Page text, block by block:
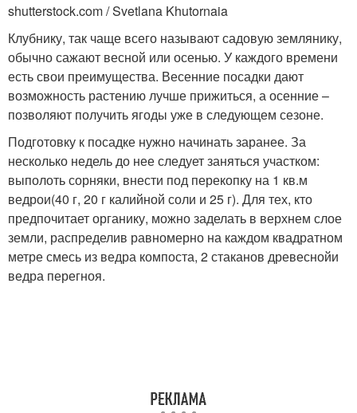
shutterstock.com / Svetlana Khutornaia
Клубнику, так чаще всего называют садовую землянику,
обычно сажают весной или осенью. У каждого времени
есть свои преимущества. Весенние посадки дают
возможность растению лучше прижиться, а осенние –
позволяют получить ягоды уже в следующем сезоне.
Подготовку к посадке нужно начинать заранее. За
несколько недель до нее следует заняться участком:
выполоть сорняки, внести под перекопку на 1 кв.м
ведрои(40 г, 20 г калийной соли и 25 г). Для тех, кто
предпочитает органику, можно заделать в верхнем слое
земли, распределив равномерно на каждом квадратном
метре смесь из ведра компоста, 2 стаканов древеснойи
ведра перегноя.